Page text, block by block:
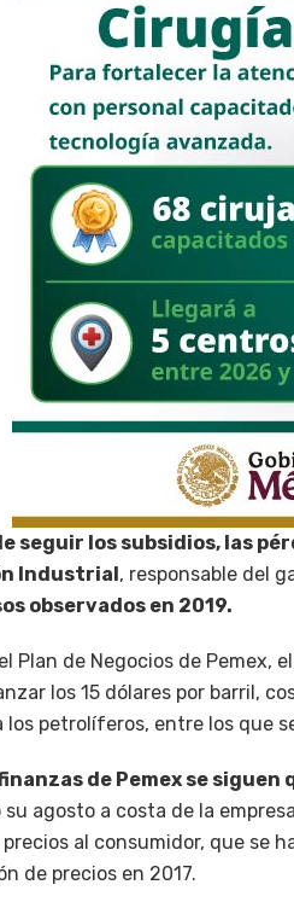
seguir los subsidios, las
Industrial , responsable del
observados en 2019.
Plan de Negocios de
los 15 dólares por barril,
los petrolíferos, entre los que
de Pemex se
agosto a costa de la
al consumidor, que se
de precios en 2017.